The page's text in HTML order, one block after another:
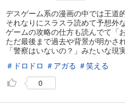
デスゲーム系の漫画の中では王道
それなりにスラスラ読めて予想外
ゲームの攻略の仕方も読んでて「
ただ最後まで過去や背景が明かさ
「警察はいないの？」みたいな現
＃ドロドロ ＃アガる ＃笑える
0